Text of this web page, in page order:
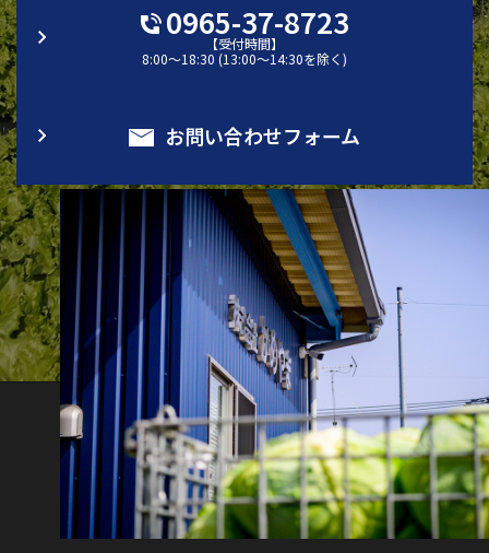
0965-37-8723
【受付時間】
8:00～18:30 (13:00～14:30を除く)
お問い合わせフォーム